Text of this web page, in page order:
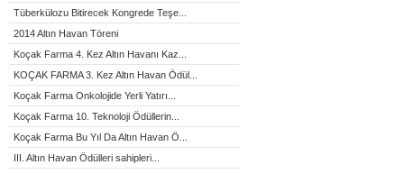
Tüberkülozu Bitirecek Kongrede Teşe...
2014 Altın Havan Töreni
Koçak Farma 4. Kez Altın Havanı Kaz...
KOÇAK FARMA 3. Kez Altın Havan Ödül...
Koçak Farma Onkolojide Yerli Yatırı...
Koçak Farma 10. Teknoloji Ödüllerin...
Koçak Farma Bu Yıl Da Altın Havan Ö...
III. Altın Havan Ödülleri sahipleri...